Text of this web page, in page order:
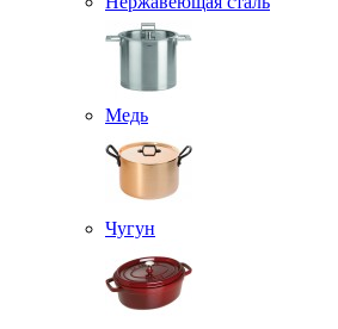
Медь
Чугун